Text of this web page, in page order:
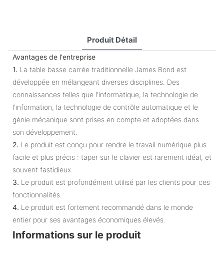
Produit Détail
Avantages de l'entreprise
1. La table basse carrée traditionnelle James Bond est
développée en mélangeant diverses disciplines. Des
connaissances telles que l'informatique, la technologie de
l'information, la technologie de contrôle automatique et le
génie mécanique sont prises en compte et adoptées dans
son développement.
2. Le produit est conçu pour rendre le travail numérique plus
facile et plus précis : taper sur le clavier est rarement idéal, et
souvent fastidieux.
3. Le produit est profondément utilisé par les clients pour ces
fonctionnalités.
4. Le produit est fortement recommandé dans le monde
entier pour ses avantages économiques élevés.
Informations sur le produit